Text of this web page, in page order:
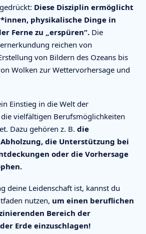
Diese Disziplin ermöglicht
physikalische Dinge in
Ferne zu „erspüren“. Die
reichen von
von Bildern des Ozeans bis
Wolken zur Wettervorhersage und
Einstieg in die Welt der
vielfältigen Berufsmöglichkeiten
Dazu gehören z. B. die
die Unterstützung bei
oder die Vorhersage
deine Leidenschaft ist, kannst du
nutzen, um einen beruflichen
Bereich der
Erde einzuschlagen!